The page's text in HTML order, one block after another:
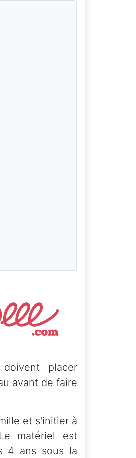
placer
avant de faire
et s'initier à
matériel est
4 ans sous la